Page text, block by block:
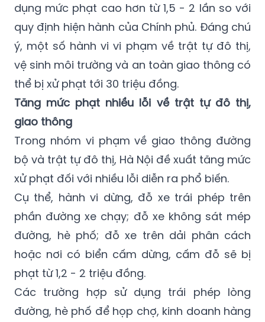
dụng mức phạt cao hơn từ 1,5 - 2 lần so với
quy định hiện hành của Chính phủ. Đáng chú
ý, một số hành vi vi phạm về trật tự đô thị,
vệ sinh môi trường và an toàn giao thông có
thể bị xử phạt tới 30 triệu đồng.
Tăng mức phạt nhiều lỗi về trật tự đô thị,
giao thông
Trong nhóm vi phạm về giao thông đường
bộ và trật tự đô thị, Hà Nội đề xuất tăng mức
xử phạt đối với nhiều lỗi diễn ra phổ biến.
Cụ thể, hành vi dừng, đỗ xe trái phép trên
phần đường xe chạy; đỗ xe không sát mép
đường, hè phố; đỗ xe trên dải phân cách
hoặc nơi có biển cấm dừng, cấm đỗ sẽ bị
phạt từ 1,2 - 2 triệu đồng.
Các trường hợp sử dụng trái phép lòng
đường, hè phố để họp chợ, kinh doanh hàng